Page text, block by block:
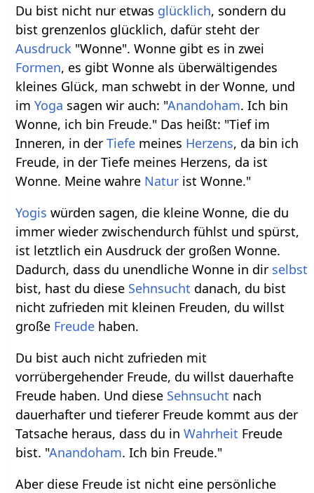
Du bist nicht nur etwas glücklich, sondern du
bist grenzenlos glücklich, dafür steht der
Ausdruck "Wonne". Wonne gibt es in zwei
Formen, es gibt Wonne als überwältigendes
kleines Glück, man schwebt in der Wonne, und
imYoga sagen wir auch: "Anandoham. Ich bin
Wonne, ich bin Freude." Das heißt: "Tief im
Inneren, in derTiefe meines Herzens, da bin ich
Freude, in der Tiefe meines Herzens, da ist
Wonne. Meine wahre Natur ist Wonne."
Yogis würden sagen, die kleine Wonne, die du
immer wieder zwischendurch fühlst und spürst,
ist letztlich ein Ausdruck der großen Wonne.
Dadurch, dass du unendliche Wonne in dir selbst
bist, hast du diese Sehnsucht danach, du bist
nicht zufrieden mit kleinen Freuden, du willst
große Freude haben.
Du bist auch nicht zufrieden mit
vorrübergehender Freude, du willst dauerhafte
Freude haben. Und diese Sehnsucht nach
dauerhafter und tieferer Freude kommt aus der
Tatsache heraus, dass du inWahrheit Freude
bist. "Anandoham. Ich bin Freude."
Aber diese Freude ist nicht eine persönliche